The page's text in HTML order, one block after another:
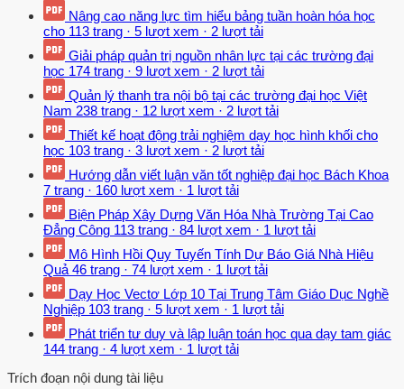
Nâng cao năng lực tìm hiểu bảng tuần hoàn hóa học
cho 113 trang · 5 lượt xem · 2 lượt tải
Giải pháp quản trị nguồn nhân lực tại các trường đại
học 174 trang · 9 lượt xem · 2 lượt tải
Quản lý thanh tra nội bộ tại các trường đại học Việt
Nam 238 trang · 12 lượt xem · 2 lượt tải
Thiết kế hoạt động trải nghiệm dạy học hình khối cho
học 103 trang · 3 lượt xem · 2 lượt tải
Hướng dẫn viết luận văn tốt nghiệp đại học Bách Khoa
7 trang · 160 lượt xem · 1 lượt tải
Biện Pháp Xây Dựng Văn Hóa Nhà Trường Tại Cao
Đẳng Công 113 trang · 84 lượt xem · 1 lượt tải
Mô Hình Hồi Quy Tuyến Tính Dự Báo Giá Nhà Hiệu
Quả 46 trang · 74 lượt xem · 1 lượt tải
Dạy Học Vectơ Lớp 10 Tại Trung Tâm Giáo Dục Nghề
Nghiệp 103 trang · 5 lượt xem · 1 lượt tải
Phát triển tư duy và lập luận toán học qua dạy tam giác
144 trang · 4 lượt xem · 1 lượt tải
Trích đoạn nội dung tài liệu